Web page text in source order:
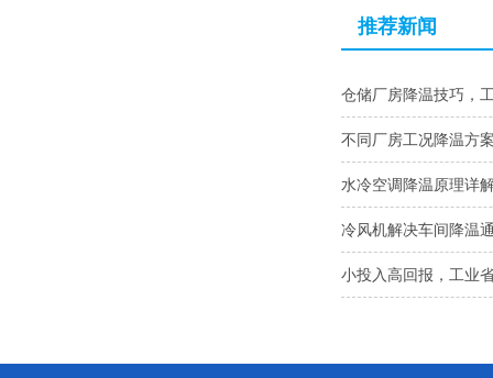
推荐新闻
仓储厂房降温技巧，
不同厂房工况降温方
水冷空调降温原理详
冷风机解决车间降温
小投入高回报，工业